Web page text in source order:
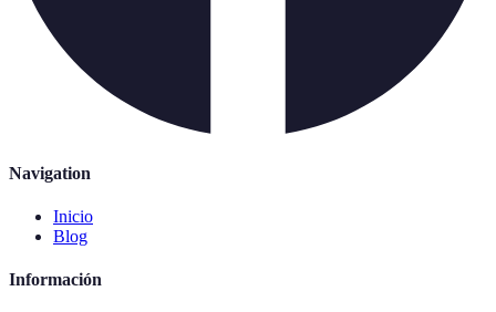
Navigation
Inicio
Blog
Información